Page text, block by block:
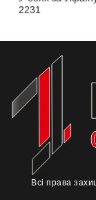
2231
Всі права